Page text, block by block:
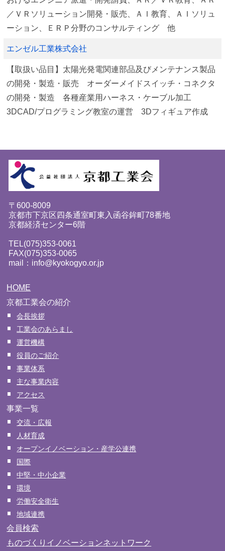
／ＶＲソリューション開発・販売、ＡＩ教育、ＡＩソリュ
ーション、ＥＲＰ分野のコンサルティング 他
エンゼル工業株式会社
【取扱い品目】太陽光発電関連部品及びメンテナンス製品
の開発・製造・販売 オーダーメイドスイッチ・コネクタ
の開発・製造 各種産業用ハーネス・ケーブル加工
3DCAD/プログラミング教室の運営 3Dフィギュア作成
〒600-8009
京都市下京区四条通室町東入函谷鉾町78番地
京都経済センター6階
TEL(075)353-0061
FAX(075)353-0065
mail：info@kyokogyo.or.jp
HOME
京都工業会の紹介
会長挨拶
工業会のあらまし
運営機構
役員のご紹介
事業体系
主な事業内容
アクセス
事業一覧
交流・広報
人材育成
オープンイノベーション・産学公連携
国際
中堅・中小企業
環境
労働安全衛生
地域連携
会員検索
ものづくりイノベーションネットワーク